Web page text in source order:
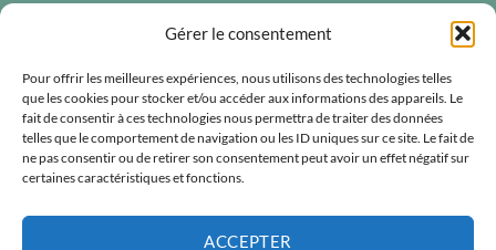
Gérer le consentement
Pour offrir les meilleures expériences, nous utilisons des technologies telles
que les cookies pour stocker et/ou accéder aux informations des appareils. Le
fait de consentir à ces technologies nous permettra de traiter des données
telles que le comportement de navigation ou les ID uniques sur ce site. Le fait de
ne pas consentir ou de retirer son consentement peut avoir un effet négatif sur
certaines caractéristiques et fonctions.
ACCEPTER
Atelier des ABCDaires